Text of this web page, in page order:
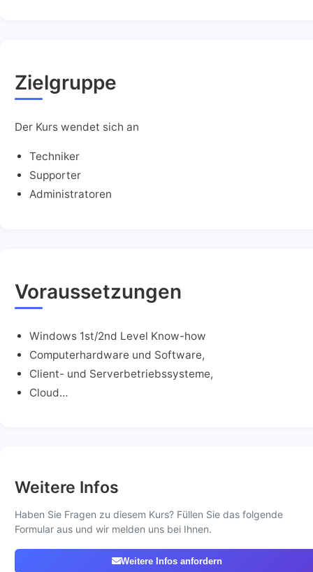
Zielgruppe
Der Kurs wendet sich an
Techniker
Supporter
Administratoren
Voraussetzungen
Windows 1st/2nd Level Know-how
Computerhardware und Software,
Client- und Serverbetriebssysteme,
Cloud…
Weitere Infos
Haben Sie Fragen zu diesem Kurs? Füllen Sie das folgende
Formular aus und wir melden uns bei Ihnen.
Weitere Infos anfordern